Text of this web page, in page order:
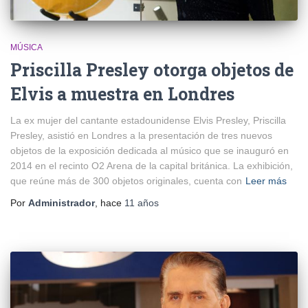
MÚSICA
Priscilla Presley otorga objetos de
Elvis a muestra en Londres
La ex mujer del cantante estadounidense Elvis Presley, Priscilla
Presley, asistió en Londres a la presentación de tres nuevos
objetos de la exposición dedicada al músico que se inauguró en
2014 en el recinto O2 Arena de la capital británica. La exhibición,
que reúne más de 300 objetos originales, cuenta con Leer más
Por Administrador, hace 11 años